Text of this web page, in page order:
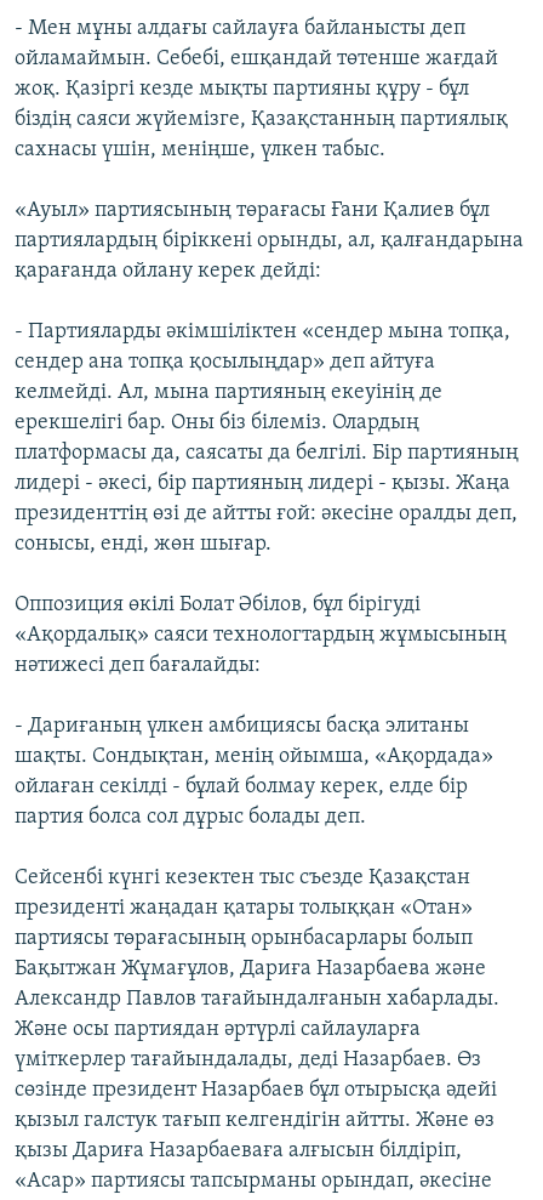
- Мен мұны алдағы сайлауға байланысты деп
ойламаймын. Себебі, ешқандай төтенше жағдай
жоқ. Қазіргі кезде мықты партияны құру - бұл
біздің саяси жүйемізге, Қазақстанның партиялық
сахнасы үшін, меніңше, үлкен табыс.
«Ауыл» партиясының төрағасы Ғани Қалиев бұл
партиялардың біріккені орынды, ал, қалғандарына
қарағанда ойлану керек дейді:
- Партияларды әкімшіліктен «сендер мына топқа,
сендер ана топқа қосылыңдар» деп айтуға
келмейді. Ал, мына партияның екеуінің де
ерекшелігі бар. Оны біз білеміз. Олардың
платформасы да, саясаты да белгілі. Бір партияның
лидері - әкесі, бір партияның лидері - қызы. Жаңа
президенттің өзі де айтты ғой: әкесіне оралды деп,
сонысы, енді, жөн шығар.
Оппозиция өкілі Болат Әбілов, бұл бірігуді
«Ақордалық» саяси технологтардың жұмысының
нәтижесі деп бағалайды:
- Дариғаның үлкен амбициясы басқа элитаны
шақты. Сондықтан, менің ойымша, «Ақордада»
ойлаған секілді - бұлай болмау керек, елде бір
партия болса сол дұрыс болады деп.
Сейсенбі күнгі кезектен тыс съезде Қазақстан
президенті жаңадан қатары толыққан «Отан»
партиясы төрағасының орынбасарлары болып
Бақытжан Жұмағұлов, Дариға Назарбаева және
Александр Павлов тағайындалғанын хабарлады.
Және осы партиядан әртүрлі сайлауларға
үміткерлер тағайындалады, деді Назарбаев. Өз
сөзінде президент Назарбаев бұл отырысқа әдейі
қызыл галстук тағып келгендігін айтты. Және өз
қызы Дариға Назарбаеваға алғысын білдіріп,
«Асар» партиясы тапсырманы орындап, әкесіне